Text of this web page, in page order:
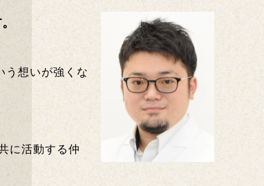
う想いが強くな
に活動する仲